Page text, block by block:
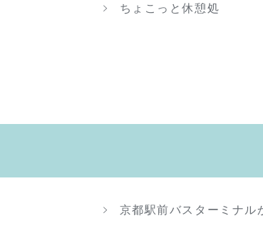
ちょこっと休憩処
京都駅前バスターミナル